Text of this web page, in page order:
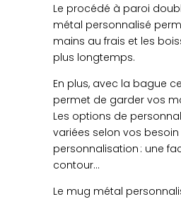
Le procédé à paroi
métal personnalisé
mains au frais et les
plus longtemps.
En plus, avec la bague
permet de garder vos
Les options de
variées selon vos
personnalisation : une
contour…
Le mug métal